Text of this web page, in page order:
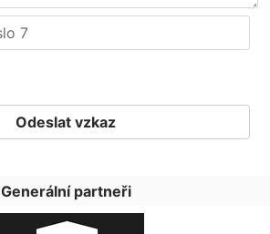
Generální partneři